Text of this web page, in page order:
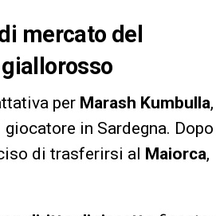
mercato del
per Marash Kumbulla,
in Sardegna. Dopo
di trasferirsi al Maiorca,